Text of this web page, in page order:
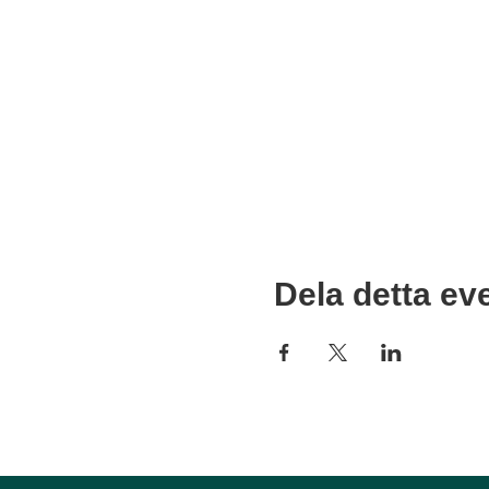
Dela detta